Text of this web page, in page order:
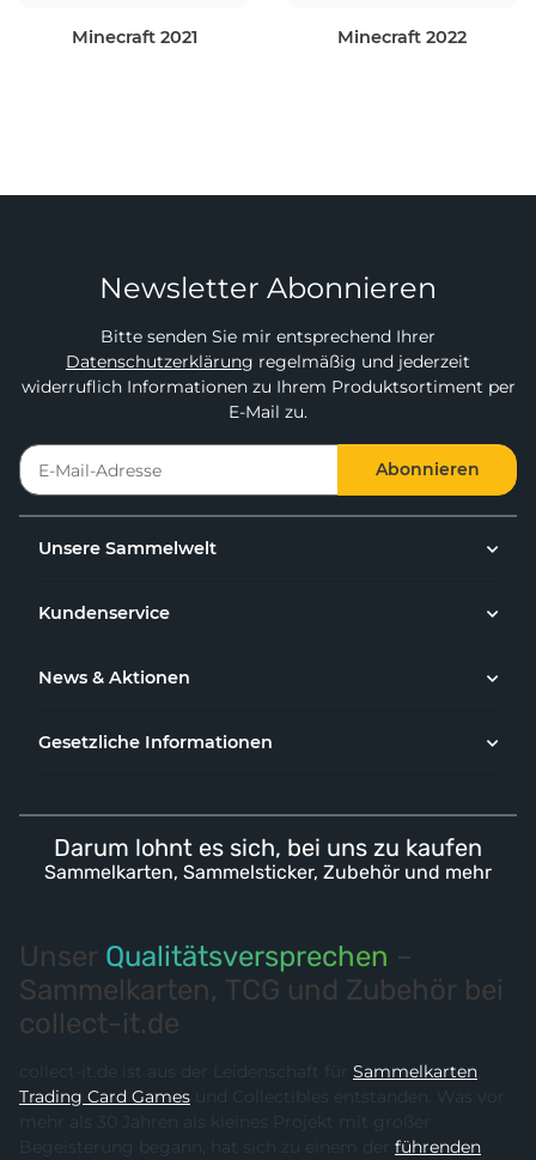
Minecraft 2021 Minecraft 2022
Newsletter Abonnieren
Bitte senden Sie mir entsprechend Ihrer
Datenschutzerklärung regelmäßig und jederzeit
widerruflich Informationen zu Ihrem Produktsortiment per
E-Mail zu.
Abonnieren
Unsere Sammelwelt
Kundenservice
News & Aktionen
Gesetzliche Informationen
Darum lohnt es sich, bei uns zu kaufen
Sammelkarten, Sammelsticker, Zubehör und mehr
Unser Qualitätsversprechen –
Sammelkarten, TCG und Zubehör bei
collect-it.de
collect-it.de ist aus der Leidenschaft für Sammelkarten,
Trading Card Games und Collectibles entstanden. Was vor
mehr als 30 Jahren als kleines Projekt mit großer
Begeisterung begann, hat sich zu einem der führenden